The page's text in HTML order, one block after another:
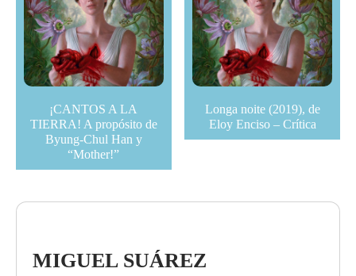
¡CANTOS A LA
TIERRA! A propósito de
Byung-Chul Han y
“Mother!”
Longa noite (2019), de
Eloy Enciso – Crítica
MIGUEL SUÁREZ